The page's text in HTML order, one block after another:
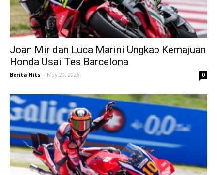
Joan Mir dan Luca Marini Ungkap Kemajuan
Honda Usai Tes Barcelona
Berita Hits - May 20, 2026 0